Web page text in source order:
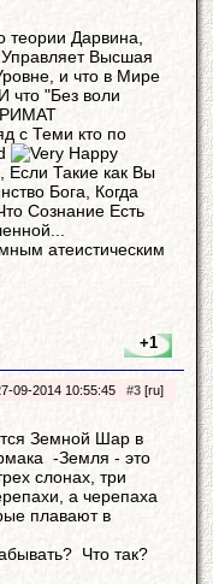
Дарвина,
Высшая
и что в Мире
"Без воли
с Теми кто по
Такие как Вы
Бога, Когда
Сознание Есть
атеистическим
+1
09-2014 10:55:45 #3 [ru]
Земной Шар в
-Земля - это
слонах, три
а черепаха
плавают в
Что так?